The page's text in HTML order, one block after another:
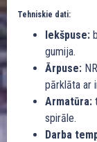
Tehniskie dati:
Iekšpuse:
gumija.
Ārpuse:
pārklāta ar
Armatūra:
spirāle.
Darba